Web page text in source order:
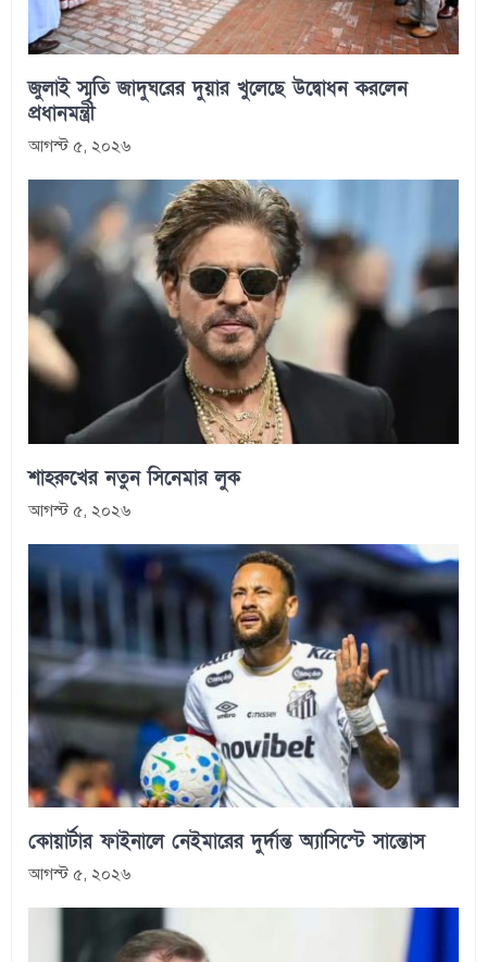
জুলাই স্মৃতি জাদুঘরের দুয়ার খুলেছে উদ্বোধন করলেন
প্রধানমন্ত্রী
আগস্ট ৫, ২০২৬
শাহরুখের নতুন সিনেমার লুক
আগস্ট ৫, ২০২৬
কোয়ার্টার ফাইনালে নেইমারের দুর্দান্ত অ্যাসিস্টে সান্তোস
আগস্ট ৫, ২০২৬